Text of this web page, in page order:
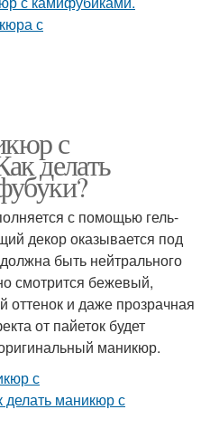
с
делать
с помощью гель-
декор оказывается под
быть нейтрального
смотрится бежевый,
и даже прозрачная
от пайеток будет
маникюр.